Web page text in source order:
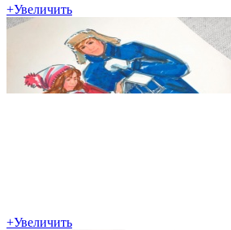
+Увеличить
+Увеличить